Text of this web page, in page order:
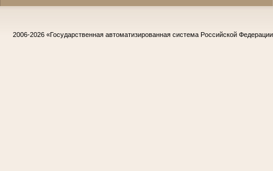
2006-2026 «Государственная автоматизированная система Российской